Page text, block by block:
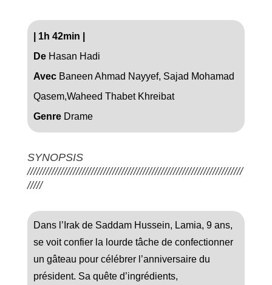
1h 42min
DeHasan Hadi
AvecBaneen Ahmad Nayyef, Sajad Mohamad
Qasem,Waheed Thabet Khreibat
GenreDrame
SYNOPSIS
///////////////////////////////////////////////////////////////////////
/////
Dans l’Irak de Saddam Hussein, Lamia, 9 ans,
se voit confier la lourde tâche de confectionner
un gâteau pour célébrer l’anniversaire du
président. Sa quête d’ingrédients,